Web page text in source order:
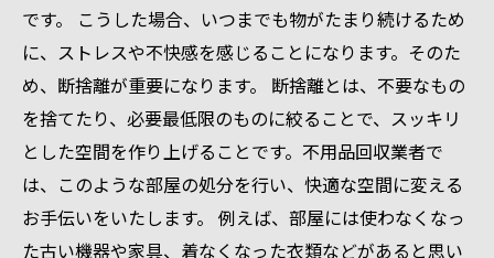
です。 こうした場合、いつまでも物がたまり続けるため
に、ストレスや不快感を感じることになります。そのた
め、断捨離が重要になります。 断捨離とは、不要なもの
を捨てたり、必要最低限のものに絞ることで、スッキリ
とした空間を作り上げることです。不用品回収業者で
は、このような部屋の処分を行い、快適な空間に変える
お手伝いをいたします。 例えば、部屋には使わなくなっ
た古い機器や家具、着なくなった衣類などがあると思い